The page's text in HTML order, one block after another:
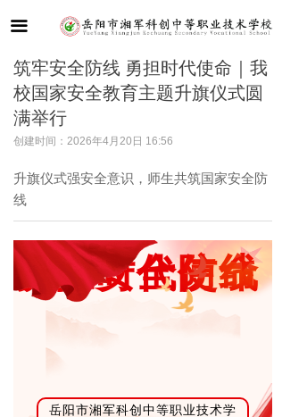
끀
首页
学校概况
新闻动态
党建引领
教学教研
德育管理
学生成长
招生招聘
筑牢安全防线 勇担时代使命｜我
校国家安全教育主题升旗仪式圆
满举行
创建时间： 2026年4月20日 16:56
升旗仪式强安全意识，师生共筑国家安全防
线
筑牢安全防线
勇担时代使命
岳阳市湘军科创中等职业技术学